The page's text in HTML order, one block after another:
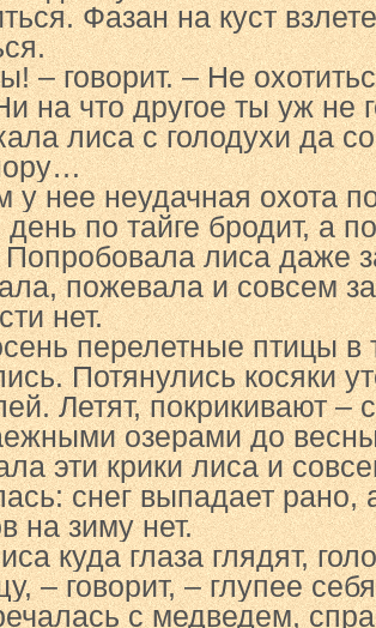
Фазан на куст
– говорит. – Не
на что другое ты уж не
лиса с голодухи да
у нее неудачная охота
по тайге бродит, а
лиса даже
пожевала и совсем
нет.
перелетные птицы в
Потянулись косяки
Летят, покрикивают –
озерами до
эти крики лиса и
снег выпадает рано,
на зиму нет.
куда глаза глядят,
– говорит, – глупее
с медведем,